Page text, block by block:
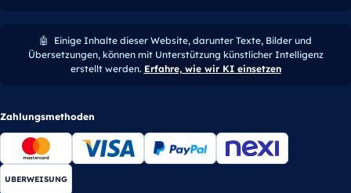
🤖
Einige Inhalte dieser Website, darunter Texte, Bilder und
Übersetzungen, können mit Unterstützung künstlicher Intelligenz
erstellt werden. Erfahre, wie wir KI einsetzen
Zahlungsmethoden
UBERWEISUNG